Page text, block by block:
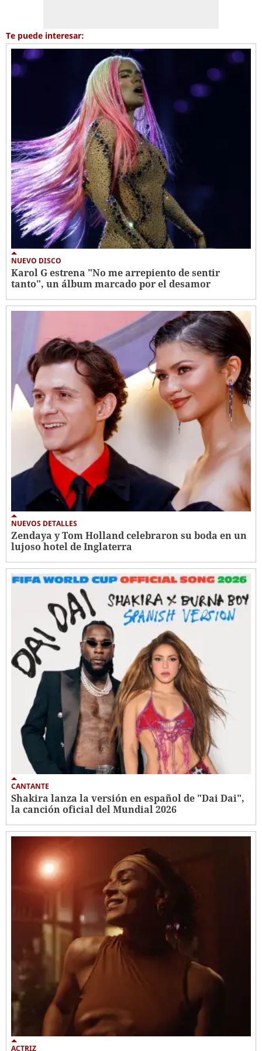
Te puede interesar:
NUEVO DISCO
Karol G estrena "No me arrepiento de sentir
tanto", un álbum marcado por el desamor
NUEVOS DETALLES
Zendaya y Tom Holland celebraron su boda en un
lujoso hotel de Inglaterra
CANTANTE
Shakira lanza la versión en español de "Dai Dai",
la canción oficial del Mundial 2026
ACTRIZ